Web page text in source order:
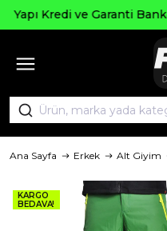
Peşin Fiyatına 6 Taksit
Ana Sayfa Erkek Alt Giyim
KARGO
BEDAVA!